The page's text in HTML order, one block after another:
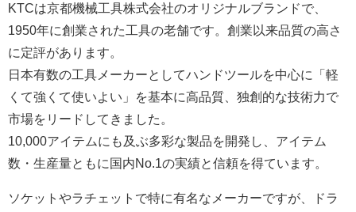
KTCは京都機械工具株式会社のオリジナルブランドで、
1950年に創業された工具の老舗です。創業以来品質の高さ
に定評があります。
日本有数の工具メーカーとしてハンドツールを中心に「軽
くて強くて使いよい」を基本に高品質、独創的な技術力で
市場をリードしてきました。
10,000アイテムにも及ぶ多彩な製品を開発し、アイテム
数・生産量ともに国内No.1の実績と信頼を得ています。
ソケットやラチェットで特に有名なメーカーですが、ドラ